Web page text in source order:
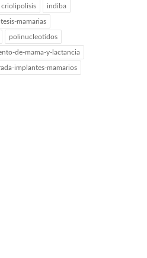
criolipolisis indiba
mamarias
polinucleotidos
de-mama-y-lactancia
implantes-mamarios